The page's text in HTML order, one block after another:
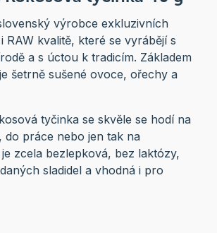
výrobce exkluzivních
RAW kvalitě, které se vyrábějí s
a s úctou k tradicím. Základem
šetrně sušené ovoce, ořechy a
tyčinka se skvěle se hodí na
do práce nebo jen tak na
zcela bezlepková, bez laktózy,
sladidel a vhodná i pro